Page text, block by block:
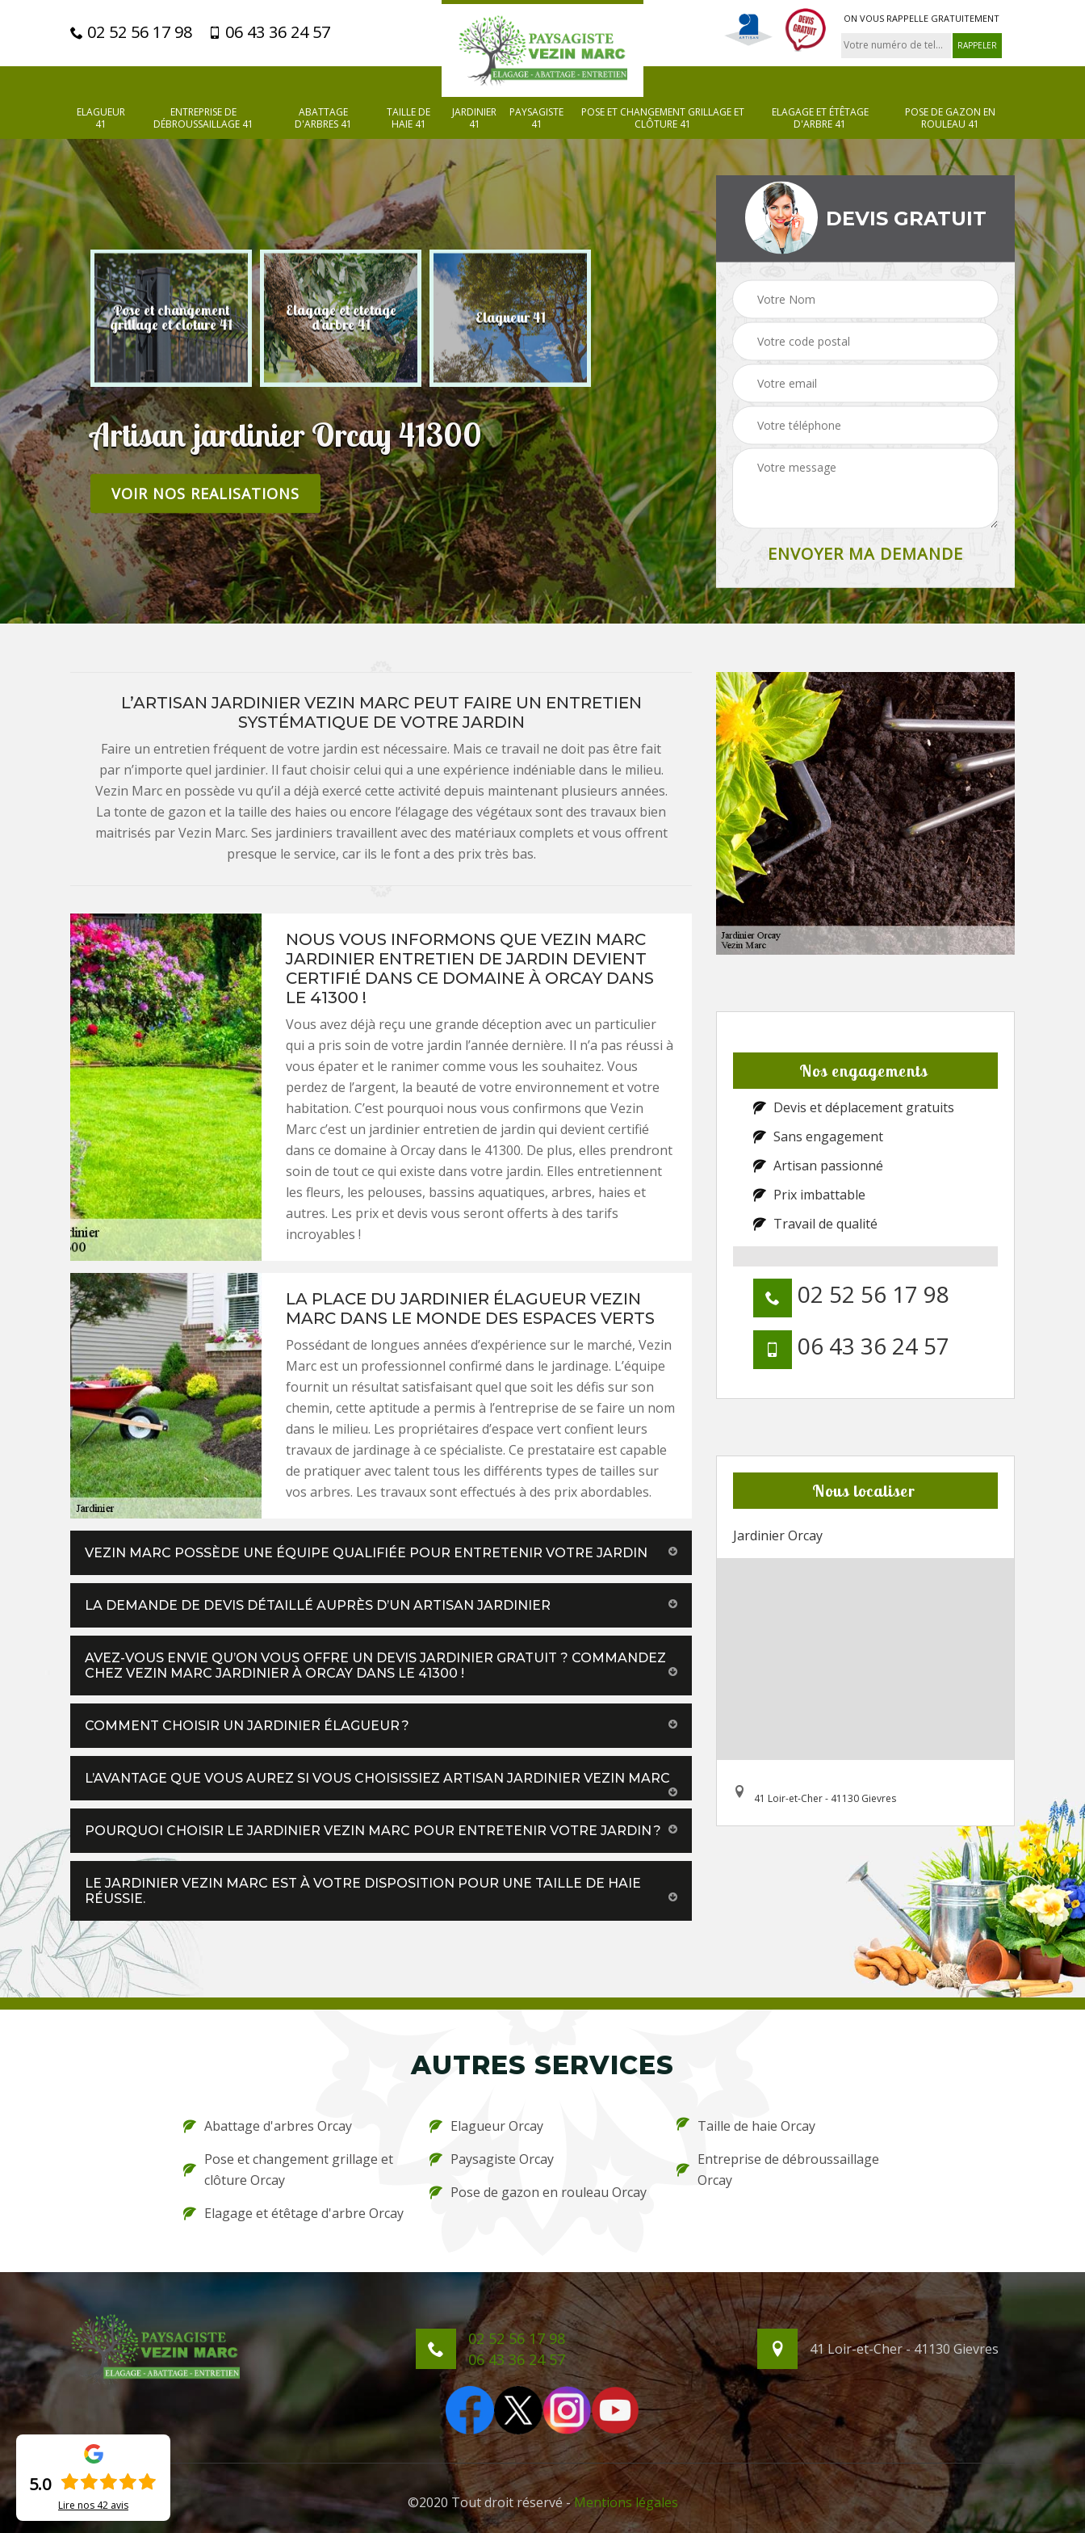
02 52 56 17 98 06 43 36 24 57
ON VOUS RAPPELLE GRATUITEMENT
ELAGUEUR
41
ENTREPRISE DE
DÉBROUSSAILLAGE 41
ABATTAGE
D'ARBRES 41
TAILLE DE
HAIE 41
JARDINIER
41
PAYSAGISTE
41
POSE ET CHANGEMENT GRILLAGE ET
CLÔTURE 41
ELAGAGE ET ÉTÊTAGE
D'ARBRE 41
POSE DE GAZON EN
ROULEAU 41
41 Pose et changement
grillage et cloture 41
Elagage et etetage
d'arbre 41 Elagueur 41 Paysagiste 41 Pose de gazon en
rouleau 41 Taille de haie 41
Artisan jardinier Orcay 41300
VOIR NOS REALISATIONS
DEVIS GRATUIT
L’ARTISAN JARDINIER VEZIN MARC PEUT FAIRE UN ENTRETIEN
SYSTÉMATIQUE DE VOTRE JARDIN
Faire un entretien fréquent de votre jardin est nécessaire. Mais ce travail ne doit pas être fait
par n’importe quel jardinier. Il faut choisir celui qui a une expérience indéniable dans le milieu.
Vezin Marc en possède vu qu’il a déjà exercé cette activité depuis maintenant plusieurs années.
La tonte de gazon et la taille des haies ou encore l’élagage des végétaux sont des travaux bien
maitrisés par Vezin Marc. Ses jardiniers travaillent avec des matériaux complets et vous offrent
presque le service, car ils le font a des prix très bas.
NOUS VOUS INFORMONS QUE VEZIN MARC
JARDINIER ENTRETIEN DE JARDIN DEVIENT
CERTIFIÉ DANS CE DOMAINE À ORCAY DANS
LE 41300 !
Vous avez déjà reçu une grande déception avec un particulier
qui a pris soin de votre jardin l’année dernière. Il n’a pas réussi à
vous épater et le ranimer comme vous les souhaitez. Vous
perdez de l’argent, la beauté de votre environnement et votre
habitation. C’est pourquoi nous vous confirmons que Vezin
Marc c’est un jardinier entretien de jardin qui devient certifié
dans ce domaine à Orcay dans le 41300. De plus, elles prendront
soin de tout ce qui existe dans votre jardin. Elles entretiennent
les fleurs, les pelouses, bassins aquatiques, arbres, haies et
autres. Les prix et devis vous seront offerts à des tarifs
incroyables !
LA PLACE DU JARDINIER ÉLAGUEUR VEZIN
MARC DANS LE MONDE DES ESPACES VERTS
Possédant de longues années d’expérience sur le marché, Vezin
Marc est un professionnel confirmé dans le jardinage. L’équipe
fournit un résultat satisfaisant quel que soit les défis sur son
chemin, cette aptitude a permis à l’entreprise de se faire un nom
dans le milieu. Les propriétaires d’espace vert confient leurs
travaux de jardinage à ce spécialiste. Ce prestataire est capable
de pratiquer avec talent tous les différents types de tailles sur
vos arbres. Les travaux sont effectués à des prix abordables.
VEZIN MARC POSSÈDE UNE ÉQUIPE QUALIFIÉE POUR ENTRETENIR VOTRE JARDIN
LA DEMANDE DE DEVIS DÉTAILLÉ AUPRÈS D’UN ARTISAN JARDINIER
AVEZ-VOUS ENVIE QU’ON VOUS OFFRE UN DEVIS JARDINIER GRATUIT ? COMMANDEZ
CHEZ VEZIN MARC JARDINIER À ORCAY DANS LE 41300 !
COMMENT CHOISIR UN JARDINIER ÉLAGUEUR ?
L’AVANTAGE QUE VOUS AUREZ SI VOUS CHOISISSIEZ ARTISAN JARDINIER VEZIN MARC
POURQUOI CHOISIR LE JARDINIER VEZIN MARC POUR ENTRETENIR VOTRE JARDIN ?
LE JARDINIER VEZIN MARC EST À VOTRE DISPOSITION POUR UNE TAILLE DE HAIE
RÉUSSIE.
Nos engagements
Devis et déplacement gratuits
Sans engagement
Artisan passionné
Prix imbattable
Travail de qualité
02 52 56 17 98
06 43 36 24 57
Nous localiser
Jardinier Orcay
41 Loir-et-Cher - 41130 Gievres
AUTRES SERVICES
Abattage d'arbres Orcay
Pose et changement grillage et
clôture Orcay
Elagage et étêtage d'arbre Orcay
Elagueur Orcay
Paysagiste Orcay
Pose de gazon en rouleau Orcay
Taille de haie Orcay
Entreprise de débroussaillage
Orcay
02 52 56 17 98
06 43 36 24 57
41 Loir-et-Cher - 41130 Gievres
©2020 Tout droit réservé -Mentions légales
5.0
Lire nos 42 avis